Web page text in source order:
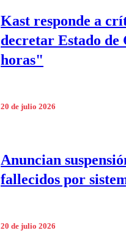
Kast responde a
decretar Estado de
horas"
20 de julio 2026
Anuncian
fallecidos por
20 de julio 2026